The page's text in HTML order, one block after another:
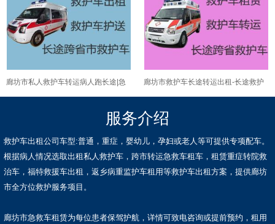
廊坊市私人救护车转运病人跑长途|急
救车出租，24小时随叫随到
廊坊市救护车长途转运出租-长途救护
车租车服务
服务介绍
救护车出租公司车型:普通，重症，婴幼儿，孕妇或老人等可提供专项配车。
根据病人情况选取出租私人救护车，跨市转运急救车租车，租赁重症转院救
治车，福特救援车出租，返乡病重监护车租用等救护车出租方案，提供廊坊
市全方位救护服务项目。
廊坊市急救车租赁为每位患者保驾护航，详情可致电咨询或提前预约，租用